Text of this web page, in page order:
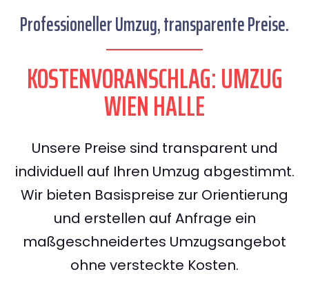
Professioneller Umzug, transparente Preise.
KOSTENVORANSCHLAG: UMZUG
WIEN HALLE
Unsere Preise sind transparent und
individuell auf Ihren Umzug abgestimmt.
Wir bieten Basispreise zur Orientierung
und erstellen auf Anfrage ein
maßgeschneidertes Umzugsangebot
ohne versteckte Kosten.